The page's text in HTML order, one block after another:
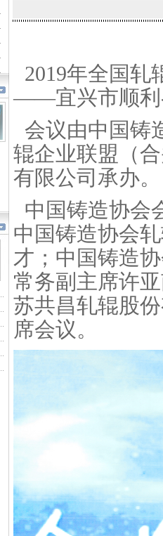
2019年全国轧
——宜兴市顺利
会议由中国铸
辊企业联盟（
有限公司承办。
中国铸造协会
中国铸造协会
才；中国铸造
常务副主席许
苏共昌轧辊股
席会议。